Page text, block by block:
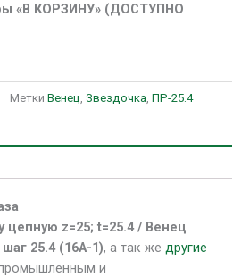
«В КОРЗИНУ» (ДОСТУПНО
Метки Венец, Звездочка, ПР-25.4
цепную z=25; t=25.4 / Венец
25.4 (16А-1), а так же другие
и